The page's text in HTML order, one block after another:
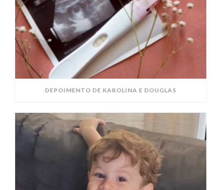
DEPOIMENTO DE KAROLINA E DOUGLAS